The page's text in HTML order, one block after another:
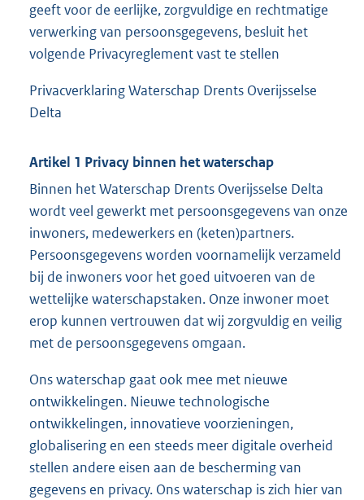
geeft voor de eerlijke, zorgvuldige en rechtmatige
verwerking van persoonsgegevens, besluit het
volgende Privacyreglement vast te stellen
Privacverklaring Waterschap Drents Overijsselse
Delta
Artikel 1 Privacy binnen het waterschap
Binnen het Waterschap Drents Overijsselse Delta
wordt veel gewerkt met persoonsgegevens van onze
inwoners, medewerkers en (keten)partners.
Persoonsgegevens worden voornamelijk verzameld
bij de inwoners voor het goed uitvoeren van de
wettelijke waterschapstaken. Onze inwoner moet
erop kunnen vertrouwen dat wij zorgvuldig en veilig
met de persoonsgegevens omgaan.
Ons waterschap gaat ook mee met nieuwe
ontwikkelingen. Nieuwe technologische
ontwikkelingen, innovatieve voorzieningen,
globalisering en een steeds meer digitale overheid
stellen andere eisen aan de bescherming van
gegevens en privacy. Ons waterschap is zich hier van